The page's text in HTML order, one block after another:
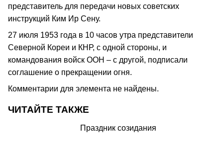
представитель для передачи новых советских
инструкций Ким Ир Сену.
27 июля 1953 года в 10 часов утра представители
Северной Кореи и КНР, с одной стороны, и
командования войск ООН – с другой, подписали
соглашение о прекращении огня.
Комментарии для элемента не найдены.
ЧИТАЙТЕ ТАКЖЕ
Праздник созидания